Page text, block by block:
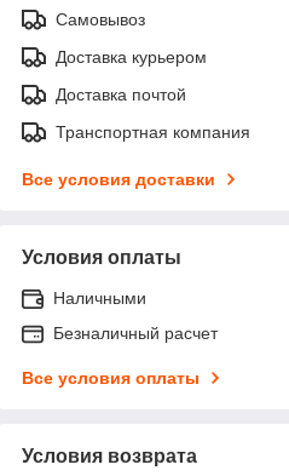
Самовывоз
Доставка курьером
Доставка почтой
Транспортная компания
Все условия доставки
Условия оплаты
Наличными
Безналичный расчет
Все условия оплаты
Условия возврата